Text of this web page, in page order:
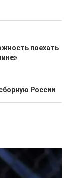
поехать
России